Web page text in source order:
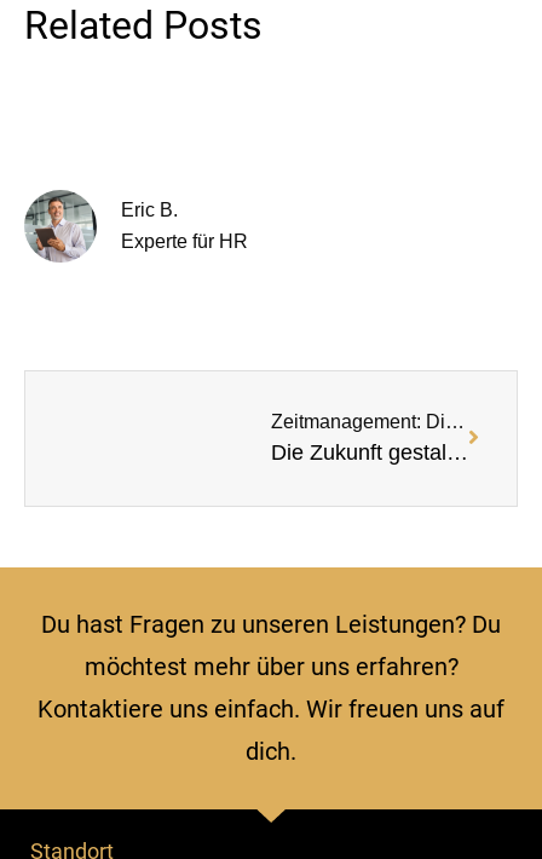
Related Posts
Eric B.
Experte für HR
Zeitmanagement: Die Schlüsselkompetenz Für Effizientes Arbeiten Und Mehr Erfolg
Die Zukunft gestalten: Schlüsselkompetenzen für Unternehmer und Manager im digitalen Zeitalter“
Du hast Fragen zu unseren Leistungen? Du
möchtest mehr über uns erfahren?
Kontaktiere uns einfach. Wir freuen uns auf
dich.
Standort